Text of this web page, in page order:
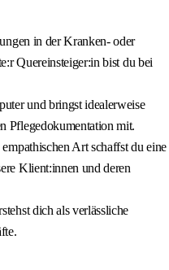
in der Kranken- oder
Quereinsteiger:in bist du bei
und bringst idealerweise
Pflegedokumentation mit.
Art schaffst du eine
Klient:innen und deren
dich als verlässliche